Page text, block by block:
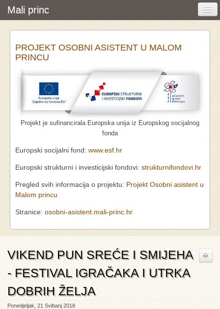
Mali princ
Početna
Vijesti i događanja
Udruga
Pretraživanje
PROJEKT OSOBNI ASISTENT U MALOM
PRINCU
Projekt je sufinancirala Europska unija iz Europskog socijalnog
fonda
Europski socijalni fond: www.esf.hr
Europski strukturni i investicijski fondovi: strukturnifondovi.hr
Pregled svih informacija o projektu: Projekt Osobni asistent u
Malom princu
Stranice: osobni-asistent.mali-princ.hr
VIKEND PUN SREĆE I SMIJEHA
- FESTIVAL IGRAČAKA I UTRKA
DOBRIH ŽELJA
Ponedjeljak, 21 Svibanj 2018